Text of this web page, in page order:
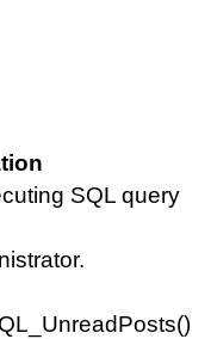
SQL query